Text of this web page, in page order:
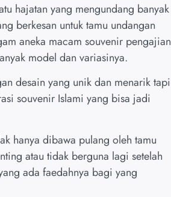
hajatan yang mengundang banyak
berkesan untuk tamu undangan
aneka macam souvenir pengajian
model dan variasinya.
desain yang unik dan menarik tapi
souvenir Islami yang bisa jadi
hanya dibawa pulang oleh tamu
atau tidak berguna lagi setelah
ada faedahnya bagi yang